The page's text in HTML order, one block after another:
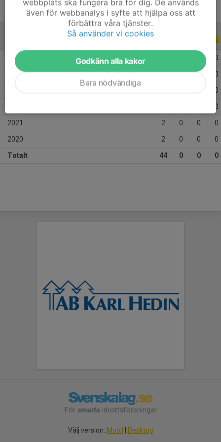
2026 0
2025 10 0 0 0
0
0
2021 2 0 0 0
2020 2 0 0 0
Totalt 44 0 0 0
För smarta idrottsföreningar
Välj version: Mobil Desktop
webbplats ska fungera bra för dig. De används
även för webbanalys i syfte att hjälpa oss att
förbättra våra tjänster.
Så använder vi cookies
Godkänn alla kakor
Bara nödvändiga